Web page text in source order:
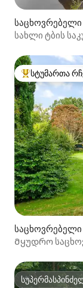
საცხოვრებელი
სახლი ტბის
სტუმართა
სტუმართა
საცხოვრებელი
Მყუდრო